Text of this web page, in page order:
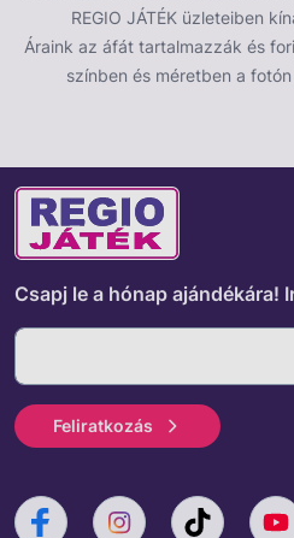
REGIO JÁTÉK üzleteiben
Áraink az áfát tartalmazzák és
színben és méretben a
Csapj le a hónap ajándékára!
Feliratkozás